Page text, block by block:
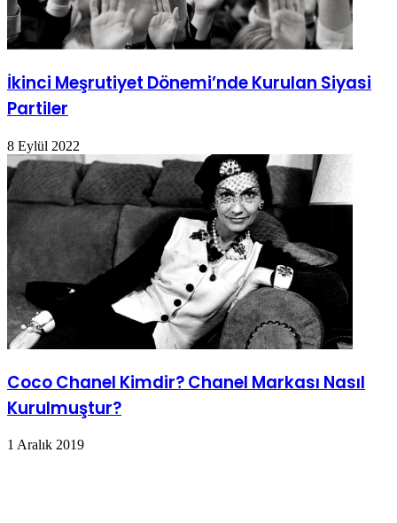
İkinci Meşrutiyet Dönemi’nde Kurulan Siyasi
Partiler
8 Eylül 2022
Coco Chanel Kimdir? Chanel Markası Nasıl
Kurulmuştur?
1 Aralık 2019